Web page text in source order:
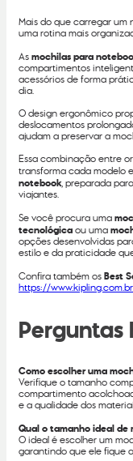
Mais do que carregar
uma rotina mais
Asmochilas para
compartimentos
acessórios de forma
dia.
O design ergonômico
deslocamentos
ajudam a preservar a
Essa combinação entre
transforma cada modelo
notebook, preparada
viajantes.
Se você procura uma
tecnológicaou uma
opções desenvolvidas
estilo e da praticidade
Confira também osBest
https://
Perguntas
Como escolher uma
Verifique o tamanho
compartimento
e a qualidade dos
Qual o tamanho ideal
O ideal é escolher um
garantindo que ele fique